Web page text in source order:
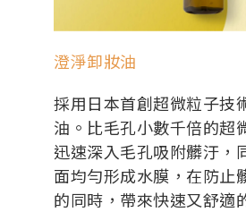
澄淨卸妝油
採用日本首創超微粒子技
油。比毛孔小數千倍的超
迅速深入毛孔吸附髒汙，
面均勻形成水膜，在防止
的同時，帶來快速又舒適